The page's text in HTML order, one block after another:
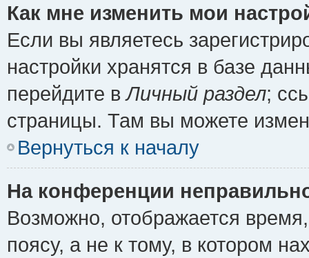
Как мне изменить мои
Если вы являетесь
настройки хранятся в базе
перейдите вЛичный раздел;
страницы. Там вы можете
Вернуться к началу
На конференции
Возможно, отображается
поясу, а не к тому, в котором